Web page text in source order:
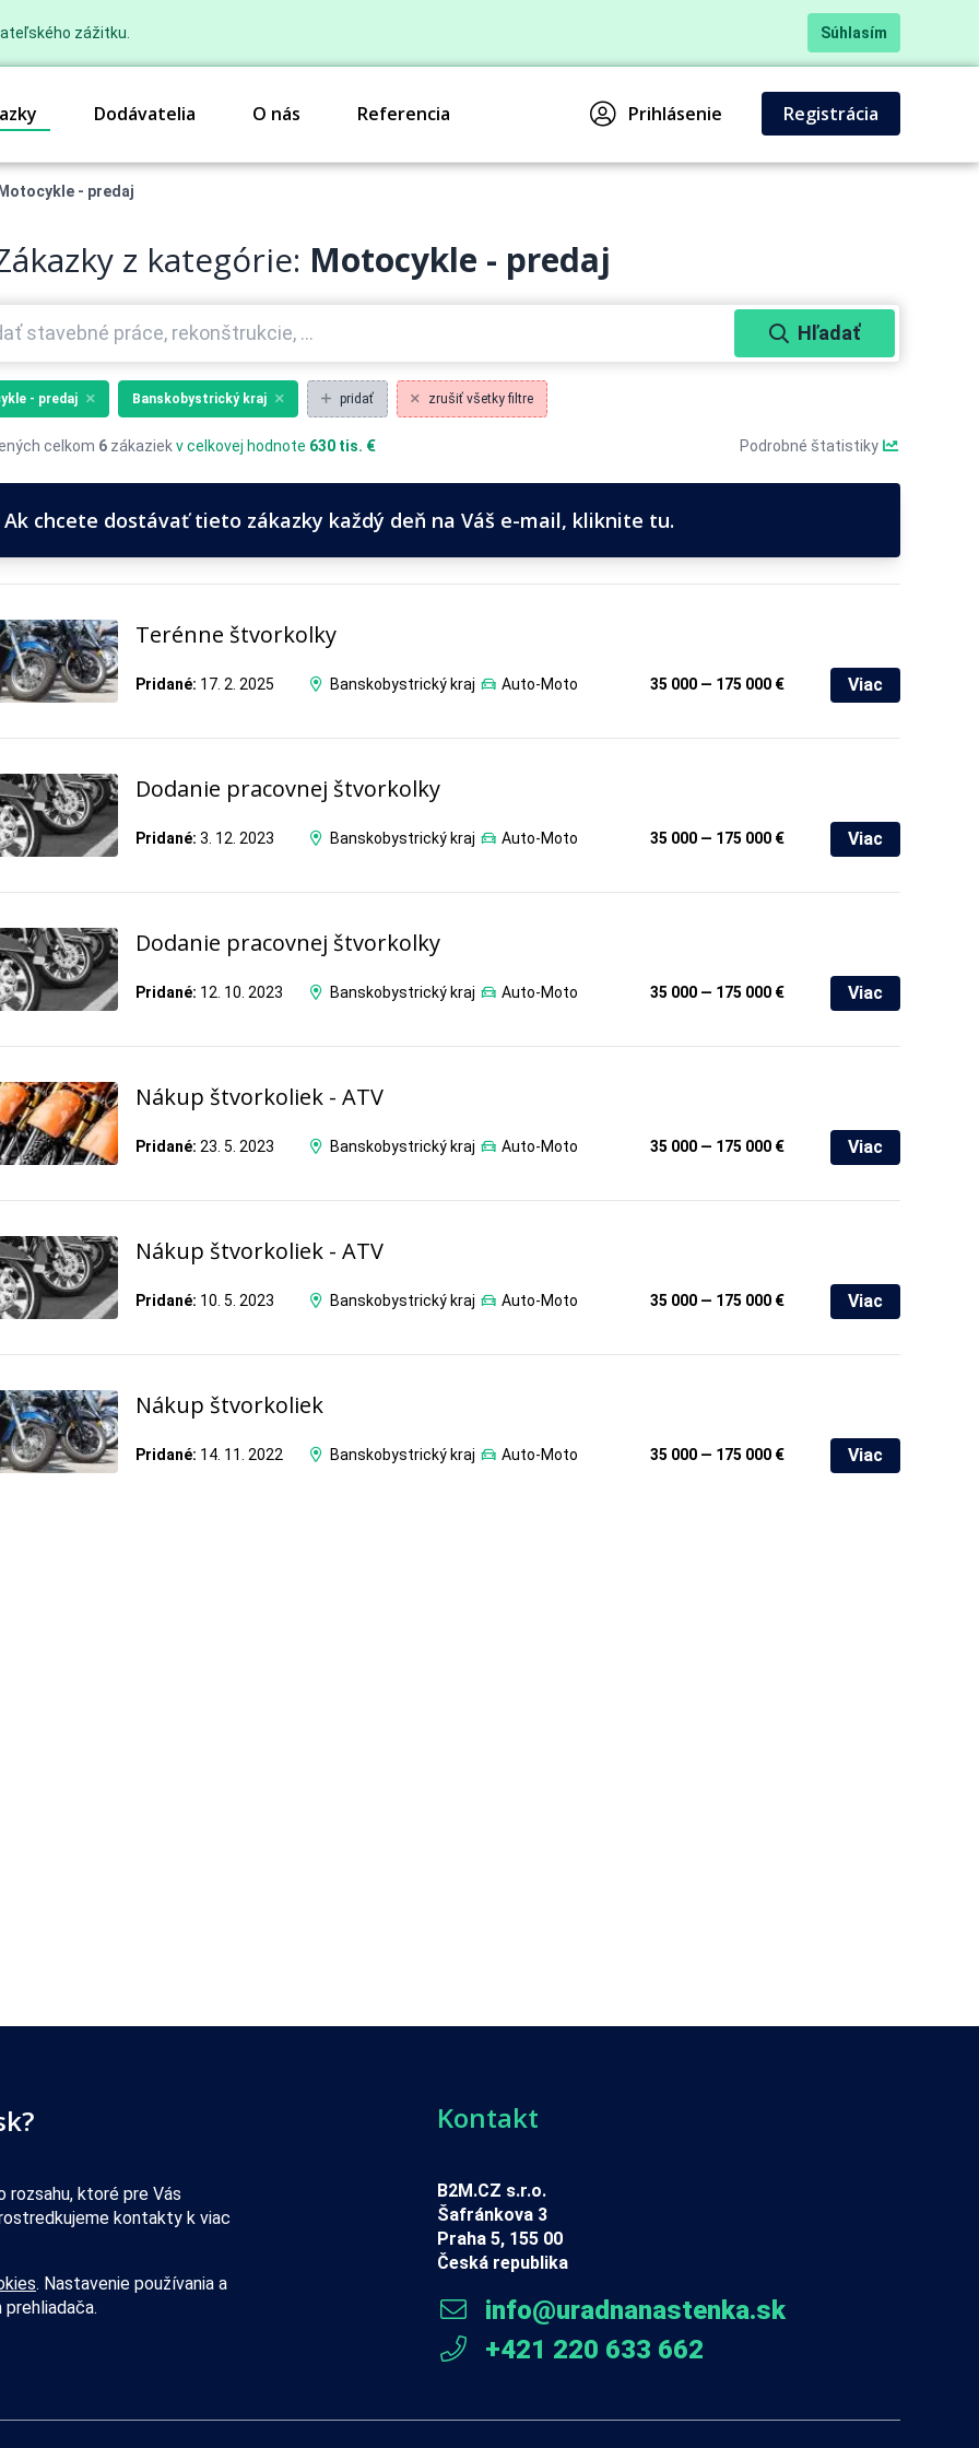
zážitku. Súhlasím
Dodávatelia O nás Referencia Prihlásenie Registrácia
Motocykle - predaj
z kategórie: Motocykle - predaj
Hľadať
- predaj Banskobystrický kraj pridať zrušiť všetky filtre
celkom 6 zákaziekv celkovej hodnote 630 tis. € Podrobné štatistiky
Ak chcete dostávať tieto zákazky každý deň na Váš e-mail, kliknite tu.
Terénne štvorkolky
Pridané: 17. 2. 2025 Banskobystrický kraj Auto-Moto 35 000 — 175 000 € Viac
Dodanie pracovnej štvorkolky
Pridané: 3. 12. 2023 Banskobystrický kraj Auto-Moto 35 000 — 175 000 € Viac
Dodanie pracovnej štvorkolky
Pridané: 12. 10. 2023 Banskobystrický kraj Auto-Moto 35 000 — 175 000 € Viac
Nákup štvorkoliek - ATV
Pridané: 23. 5. 2023 Banskobystrický kraj Auto-Moto 35 000 — 175 000 € Viac
Nákup štvorkoliek - ATV
Pridané: 10. 5. 2023 Banskobystrický kraj Auto-Moto 35 000 — 175 000 € Viac
Nákup štvorkoliek
Pridané: 14. 11. 2022 Banskobystrický kraj Auto-Moto 35 000 — 175 000 € Viac
rozsahu, ktoré pre Vás
kontakty k viac
. Nastavenie používania a
Kontakt
B2M.CZ s.r.o.
Šafránkova 3
Praha 5, 155 00
Česká republika
info@uradnanastenka.sk
+421 220 633 662